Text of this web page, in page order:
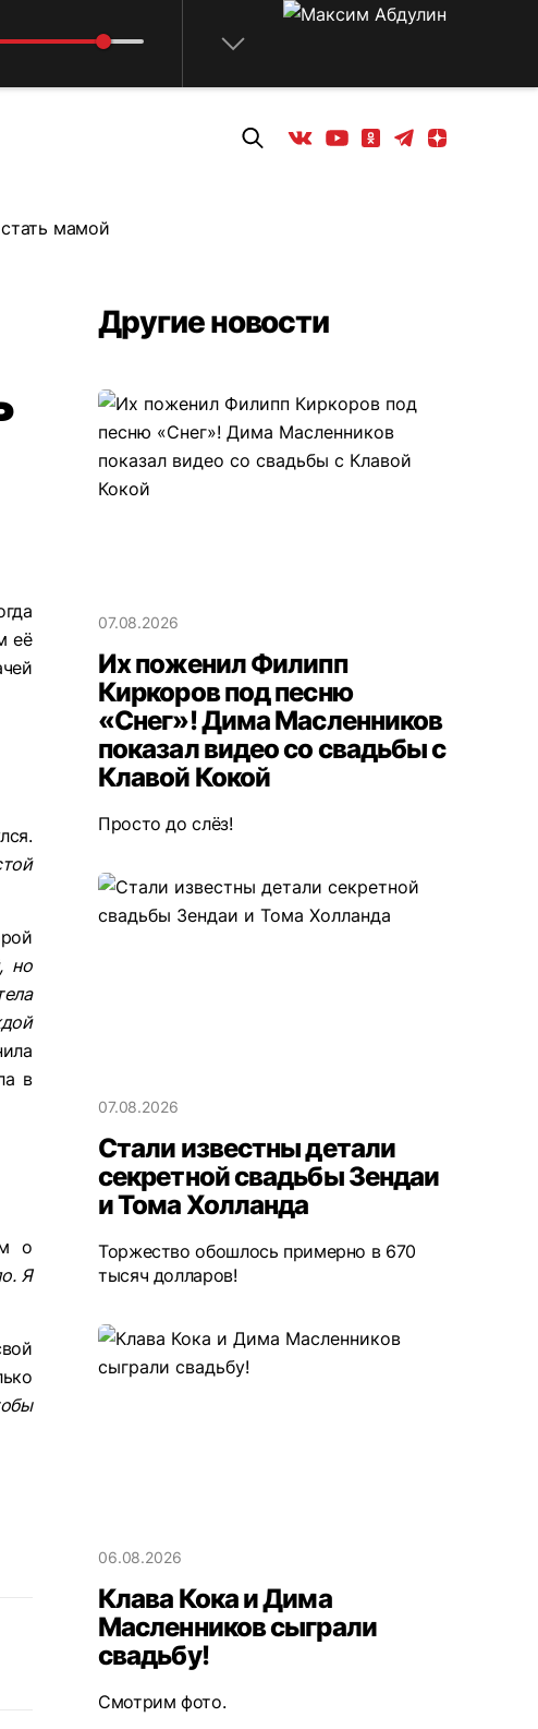
Вконтакте
YoutubeОдноклассники
ТелеграмЯндекс дзен
мамой
её
но
в
о
Я
Другие новости
07.08.2026
Их поженил Филипп
Киркоров под песню
«Снег»! Дима Масленников
показал видео со свадьбы с
Клавой Кокой
Просто до слёз!
07.08.2026
Стали известны детали
секретной свадьбы Зендаи
и Тома Холланда
Торжество обошлось примерно в 670
тысяч долларов!
06.08.2026
Клава Кока и Дима
Масленников сыграли
свадьбу!
Смотрим фото.